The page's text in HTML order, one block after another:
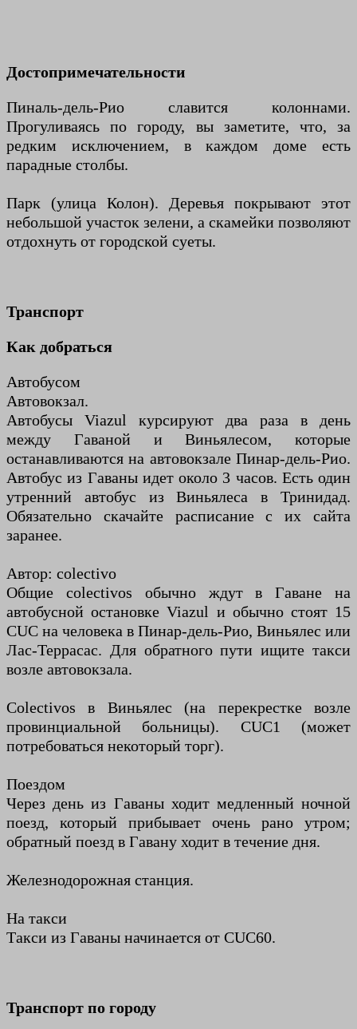
Достопримечательности
Пиналь-дель-Рио славится колоннами.
Прогуливаясь по городу, вы заметите, что, за
редким исключением, в каждом доме есть
парадные столбы.
Парк (улица Колон). Деревья покрывают этот
небольшой участок зелени, а скамейки позволяют
отдохнуть от городской суеты.
Транспорт
Как добраться
Автобусом
Автовокзал.
Автобусы Viazul курсируют два раза в день
между Гаваной и Виньялесом, которые
останавливаются на автовокзале Пинар-дель-Рио.
Автобус из Гаваны идет около 3 часов. Есть один
утренний автобус из Виньялеса в Тринидад.
Обязательно скачайте расписание с их сайта
заранее.
Автор: colectivo
Общие colectivos обычно ждут в Гаване на
автобусной остановке Viazul и обычно стоят 15
CUC на человека в Пинар-дель-Рио, Виньялес или
Лас-Террасас. Для обратного пути ищите такси
возле автовокзала.
Colectivos в Виньялес (на перекрестке возле
провинциальной больницы). CUC1 (может
потребоваться некоторый торг).
Поездом
Через день из Гаваны ходит медленный ночной
поезд, который прибывает очень рано утром;
обратный поезд в Гавану ходит в течение дня.
Железнодорожная станция.
На такси
Такси из Гаваны начинается от CUC60.
Транспорт по городу